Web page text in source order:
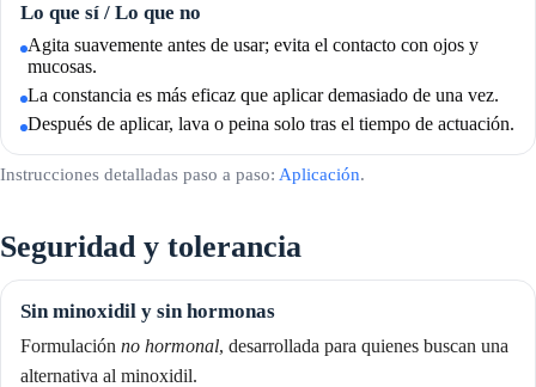
Lo que sí / Lo que no
Agita suavemente antes de usar; evita el contacto con ojos y
mucosas.
La constancia es más eficaz que aplicar demasiado de una vez.
Después de aplicar, lava o peina solo tras el tiempo de actuación.
Instrucciones detalladas paso a paso: Aplicación.
Seguridad y tolerancia
Sin minoxidil y sin hormonas
Formulación no hormonal, desarrollada para quienes buscan una
alternativa al minoxidil.